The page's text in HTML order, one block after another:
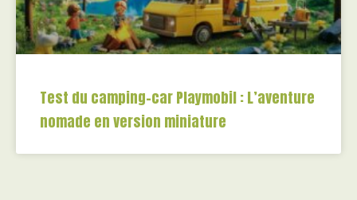
Test du camping-car Playmobil : L’aventure
nomade en version miniature